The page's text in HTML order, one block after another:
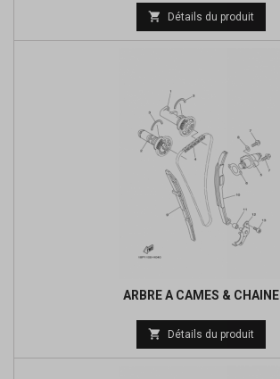
Prix
de
 Détails du produit
ARBRE A CAMES & CHAINE
Prix
de
 Détails du produit